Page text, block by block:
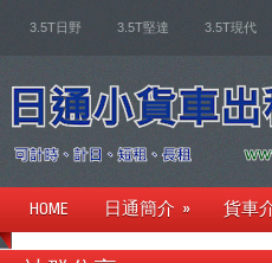
3.5T日野 3.5T堅達 3.5T現代
HOME 日通簡介 » 貨車